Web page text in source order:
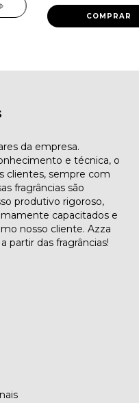
COMPRAR
da empresa.
e técnica, o
clientes, sempre com
fragrâncias são
produtivo rigoroso,
capacitados e
nosso cliente. Azza
partir das fragrâncias!